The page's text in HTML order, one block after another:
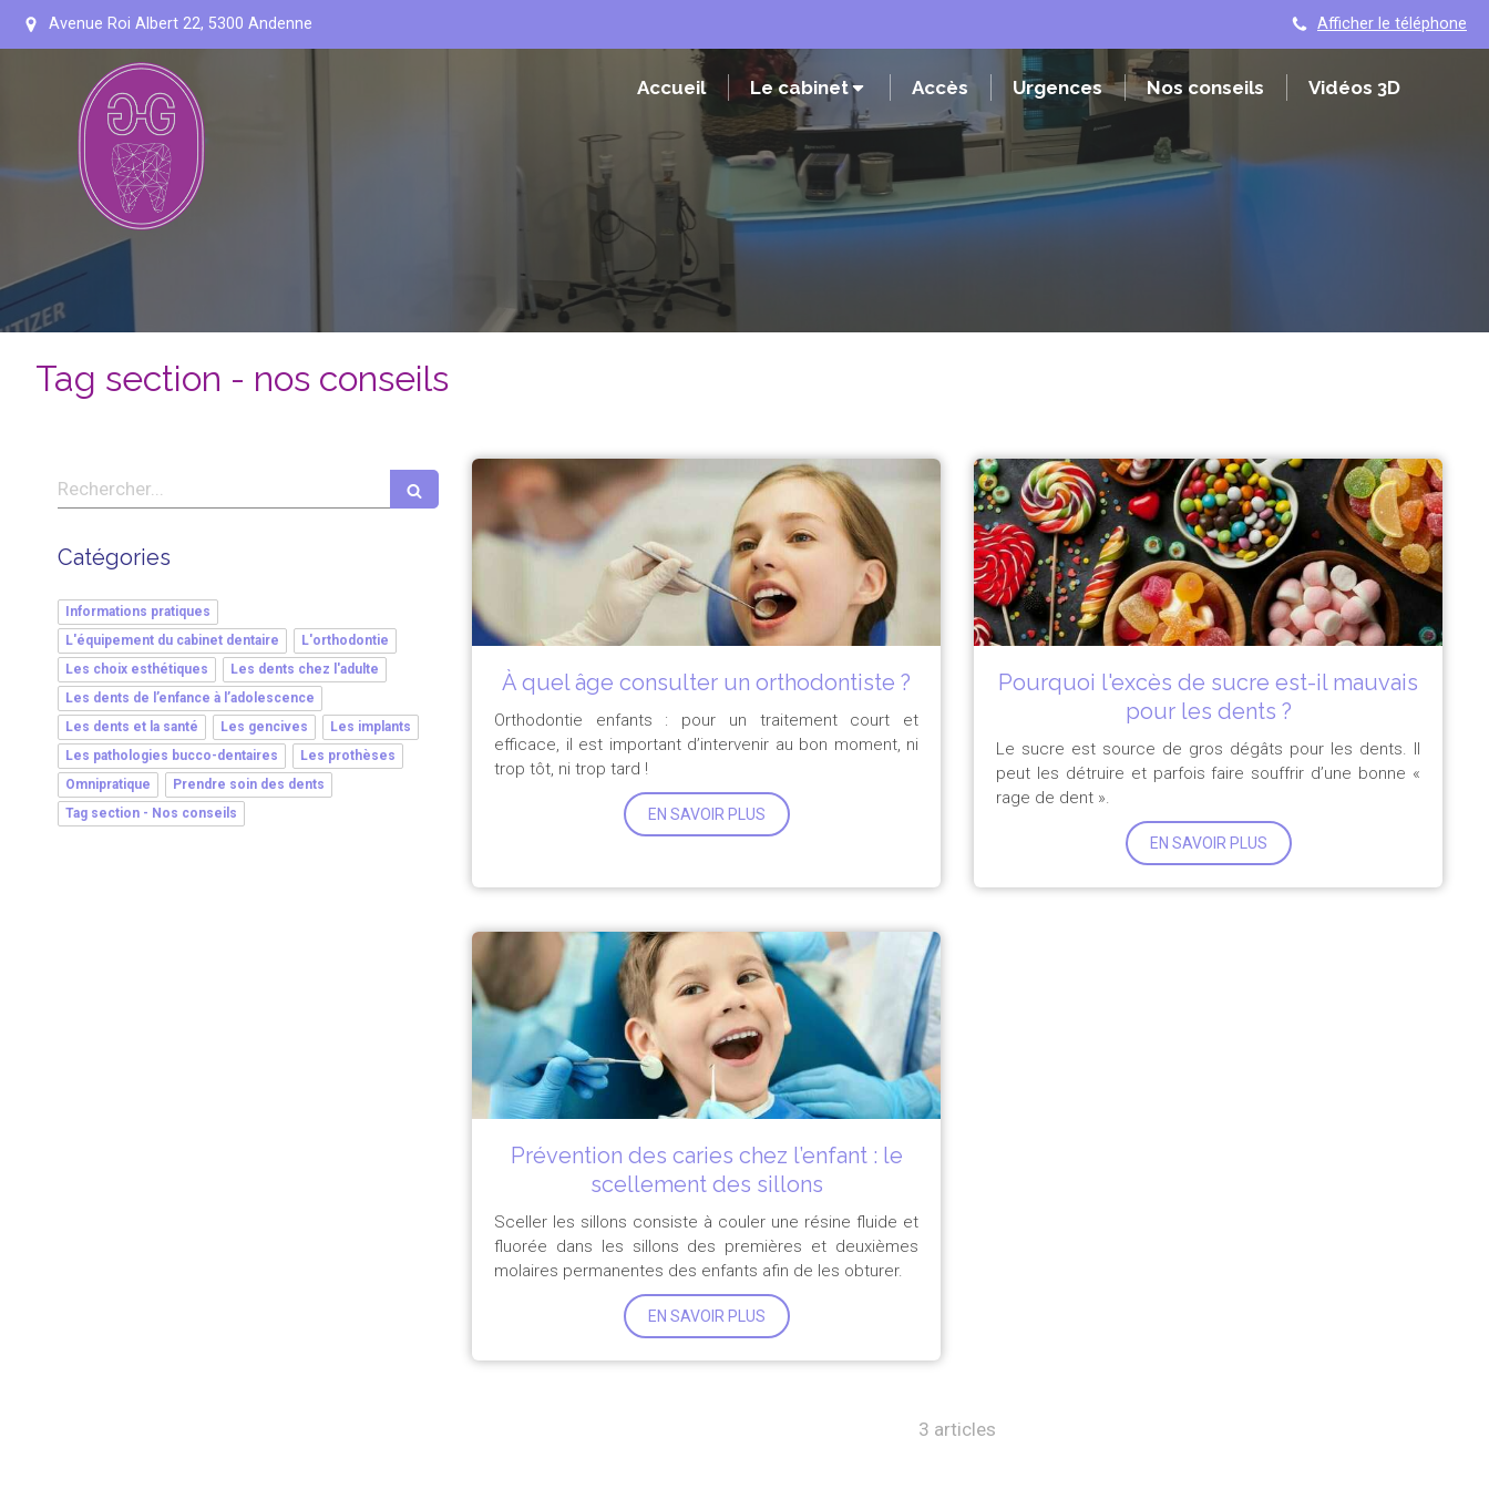
Avenue Roi Albert 22, 5300 Andenne Afficher le téléphone
Accueil Le cabinet Accès Urgences Nos conseils Vidéos 3D
Tag section - nos conseils
À quel âge consulter un orthodontiste ?
Orthodontie enfants : pour un traitement court et
efficace, il est important d’intervenir au bon moment, ni
trop tôt, ni trop tard !
EN SAVOIR PLUS
Pourquoi l'excès de sucre est-il mauvais
pour les dents ?
Le sucre est source de gros dégâts pour les dents. Il
peut les détruire et parfois faire souffrir d’une bonne «
rage de dent ».
EN SAVOIR PLUS
Prévention des caries chez l’enfant : le
scellement des sillons
Sceller les sillons consiste à couler une résine fluide et
fluorée dans les sillons des premières et deuxièmes
molaires permanentes des enfants afin de les obturer.
EN SAVOIR PLUS
3 articles
Rechercher
Catégories
Informations pratiques
L'équipement du cabinet dentaire
L'orthodontie
Les choix esthétiques
Les dents chez l'adulte
Les dents de l’enfance à l’adolescence
Les dents et la santé
Les gencives
Les implants
Les pathologies bucco-dentaires
Les prothèses
Omnipratique
Prendre soin des dents
Tag section - Nos conseils